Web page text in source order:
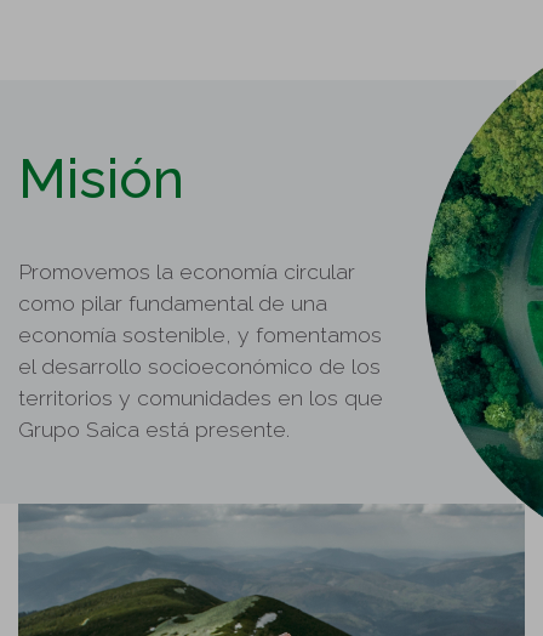
Misión
Promovemos la economía circular
como pilar fundamental de una
economía sostenible, y fomentamos
el desarrollo socioeconómico de los
territorios y comunidades en los que
Grupo Saica está presente.